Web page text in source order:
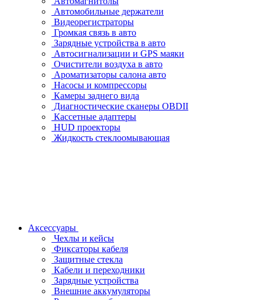
Автомобильные держатели
Видеорегистраторы
Громкая связь в авто
Зарядные устройства в авто
Автосигнализации и GPS маяки
Очистители воздуха в авто
Ароматизаторы салона авто
Насосы и компрессоры
Камеры заднего вида
Диагностические сканеры OBDII
Кассетные адаптеры
HUD проекторы
Жидкость стеклоомывающая
Аксессуары
Чехлы и кейсы
Фиксаторы кабеля
Защитные стекла
Кабели и переходники
Зарядные устройства
Внешние аккумуляторы